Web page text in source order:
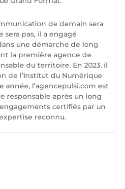
de demain sera
sera pas, il a engagé
une démarche de long
la première agence de
du territoire. En 2023, il
de l’Institut du Numérique
année, l’agencepulsi.com est
responsable après un long
certifiés par un
reconnu.